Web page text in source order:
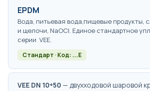
EPDM
Вода, питьевая вода,пищевые продукты,
и щелочи, NaOCl. Единое стандартное
серии VEE.
Стандарт · Код: ...E
VEE DN 10÷50 — двухходовой шаровой